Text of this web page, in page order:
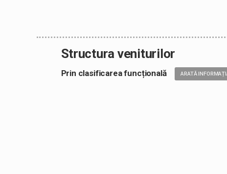
Structura veniturilor
Prin clasificarea funcțională ARATĂ